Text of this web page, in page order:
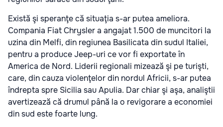
Există şi speranţe că situaţia s-ar putea ameliora.
Compania Fiat Chrysler a angajat 1.500 de muncitori la
uzina din Melfi, din regiunea Basilicata din sudul Italiei,
pentru a produce Jeep-uri ce vor fi exportate în
America de Nord. Liderii regionali mizează şi pe turişti,
care, din cauza violenţelor din nordul Africii, s-ar putea
îndrepta spre Sicilia sau Apulia. Dar chiar şi aşa, analiştii
avertizează că drumul până la o revigorare a economiei
din sud este foarte lung.